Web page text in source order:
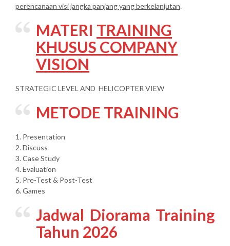
perencanaan visi jangka panjang yang berkelanjutan.
MATERI TRAINING
KHUSUS COMPANY
VISION
STRATEGIC LEVEL AND HELICOPTER VIEW
METODE TRAINING
1. Presentation
2. Discuss
3. Case Study
4. Evaluation
5. Pre-Test & Post-Test
6. Games
Jadwal Diorama Training
Tahun 2026